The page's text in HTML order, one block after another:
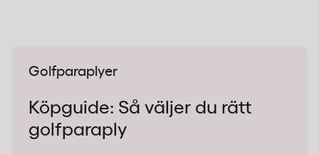
Golfparaplyer
Köpguide: Så väljer du rätt
golfparaply